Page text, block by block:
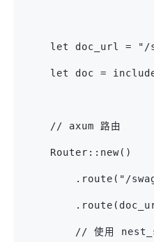
let doc_url =
let doc =
    // axum 路由
    Router::new()
.route("/
// 使用